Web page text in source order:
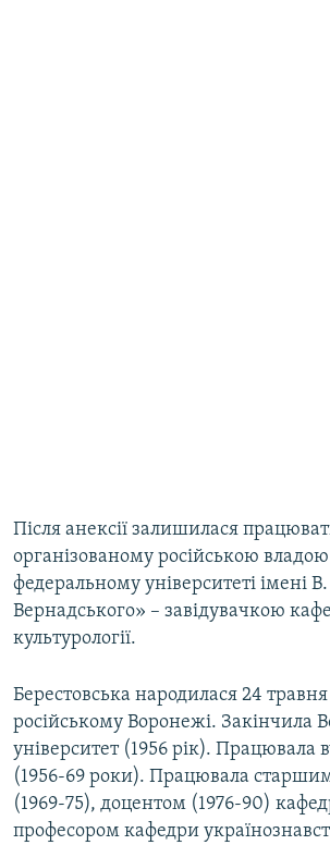
Після анексії залишилася
організованому російською
федеральному університеті імені В.
Вернадського» – завідувачкою
культурології.
Берестовська народилася 24
російському Воронежі. Закінчила
університет (1956 рік). Працювала
(1956-69 роки). Працювала
(1969-75), доцентом (1976-90)
професором кафедри